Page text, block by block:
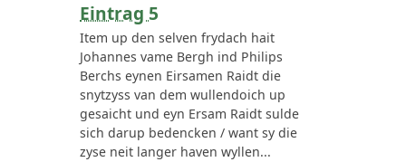
Eintrag 5
Item up den selven frydach hait
Johannes vame Bergh ind Philips
Berchs eynen Eirsamen Raidt die
snytzyss van dem wullendoich up
gesaicht und eyn Ersam Raidt sulde
sich darup bedencken / want sy die
zyse neit langer haven wyllen...